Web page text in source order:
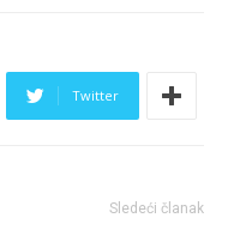
Twitter
Sledeći članak